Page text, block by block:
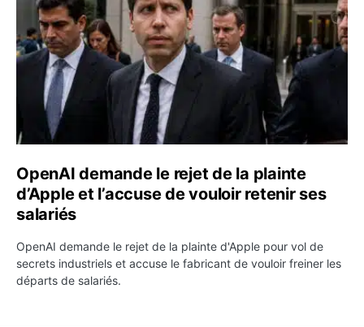
OpenAI demande le rejet de la plainte
d’Apple et l’accuse de vouloir retenir ses
salariés
OpenAI demande le rejet de la plainte d'Apple pour vol de
secrets industriels et accuse le fabricant de vouloir freiner les
départs de salariés.